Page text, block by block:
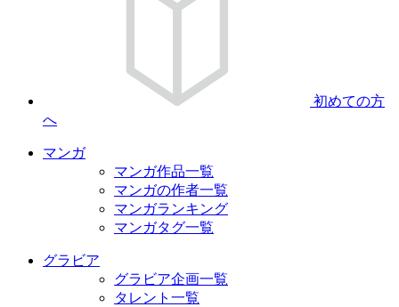
初めての方
へ
マンガ
マンガ作品一覧
マンガの作者一覧
マンガランキング
マンガタグ一覧
グラビア
グラビア企画一覧
タレント一覧